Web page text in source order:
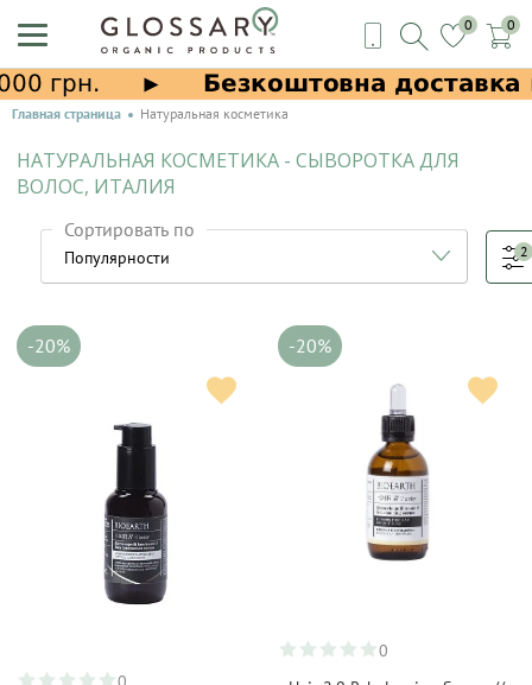
0 0
Главная страница Натуральная косметика
НАТУРАЛЬНАЯ КОСМЕТИКА - СЫВОРОТКА ДЛЯ
ВОЛОС, ИТАЛИЯ
Сортировать по
2
-20% -20%
0